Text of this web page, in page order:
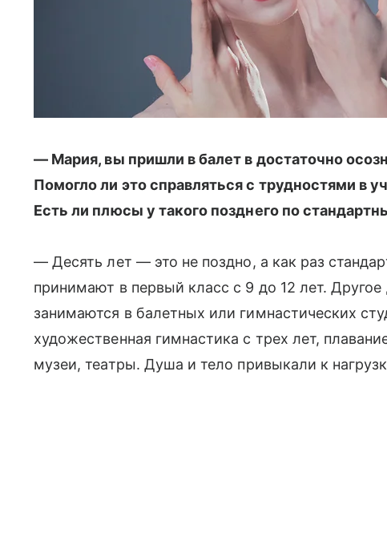
— Мария, вы пришли в балет в достаточно
Помогло ли это справляться с трудностями в
Есть ли плюсы у такого позднего по
— Десять лет — это не поздно, а как раз
принимают в первый класс с 9 до 12 лет.
занимаются в балетных или гимнастических
художественная гимнастика с трех лет,
музеи, театры. Душа и тело привыкали к